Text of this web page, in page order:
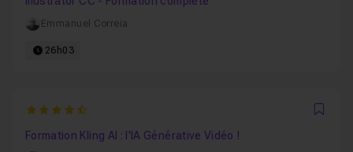
Emmanuel Correia
26h03
4.8235294117647
Formation Kling AI : l'IA Générative Vidéo !